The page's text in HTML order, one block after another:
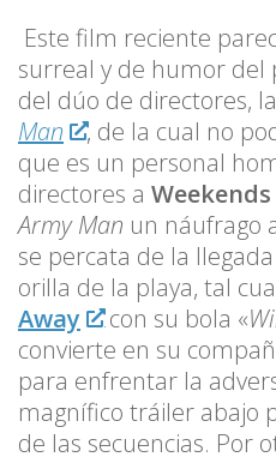
Este film reciente
surreal y de humor
del dúo de directores,
Man
, de la cual no
que es un personal
directores a
Army Man un náufrago
se percata de la
orilla de la playa, tal
Away
con su bola «
convierte en su
para enfrentar la
magnífico tráiler abajo
de las secuencias. Por